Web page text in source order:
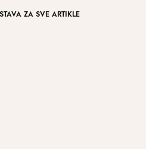
ZA SVE ARTIKLE